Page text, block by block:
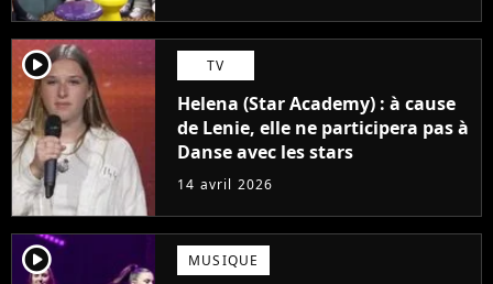
player2 TV
Helena (Star Academy) : à cause
de Lenie, elle ne participera pas à
Danse avec les stars
14 avril 2026
player2 MUSIQUE